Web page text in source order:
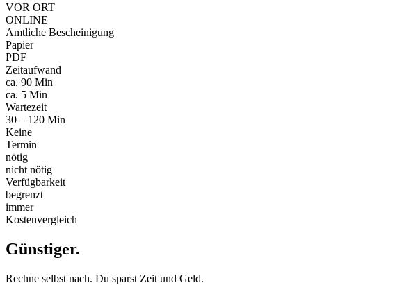
VOR ORT
ONLINE
Amtliche Bescheinigung
Papier
PDF
Zeitaufwand
ca. 90 Min
ca. 5 Min
Wartezeit
30 – 120 Min
Keine
Termin
nötig
nicht nötig
Verfügbarkeit
begrenzt
immer
Kostenvergleich
Günstiger.
Rechne selbst nach. Du sparst Zeit und Geld.